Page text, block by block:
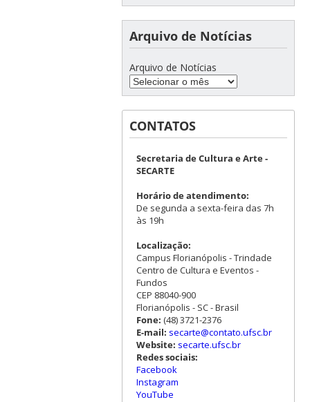
Arquivo de Notícias
Arquivo de Notícias
CONTATOS
Secretaria de Cultura e Arte -
SECARTE
Horário de atendimento:
De segunda a sexta-feira das 7h
às 19h
Localização:
Campus Florianópolis - Trindade
Centro de Cultura e Eventos -
Fundos
CEP 88040-900
Florianópolis - SC - Brasil
Fone: (48) 3721-2376
E-mail: secarte@contato.ufsc.br
Website: secarte.ufsc.br
Redes sociais:
Facebook
Instagram
YouTube